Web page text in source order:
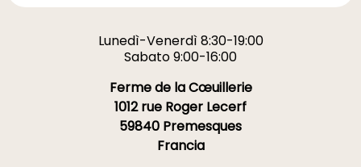
Lunedì-Venerdì 8:30-19:00
Sabato 9:00-16:00
Ferme de la Cœuillerie
1012 rue Roger Lecerf
59840 Premesques
Francia